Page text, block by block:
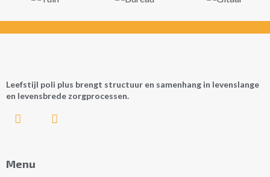
Leefstijl poli plus brengt structuur en samenhang in levenslange
en levensbrede zorgprocessen.
Menu